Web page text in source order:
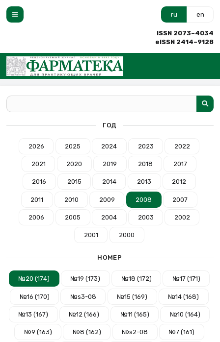
ru en
ISSN 2073–4034
eISSN 2414–9128
ГОД
2026 2025 2024 2023 2022
2021 2020 2019 2018 2017
2016 2015 2014 2013 2012
2011 2010 2009 2008 2007
2006 2005 2004 2003 2002
2001 2000
НОМЕР
№20 (174) №19 (173) №18 (172) №17 (171)
№16 (170) №s3-08 №15 (169) №14 (168)
№13 (167) №12 (166) №11 (165) №10 (164)
№9 (163) №8 (162) №s2-08 №7 (161)